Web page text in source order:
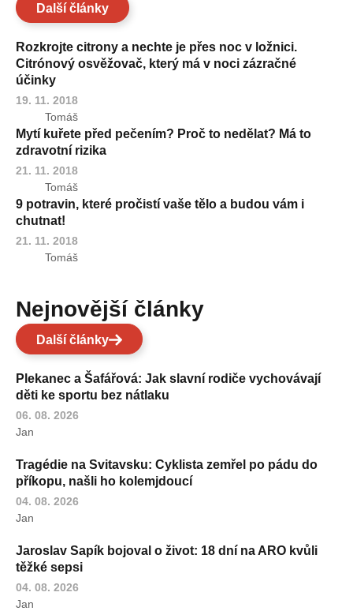
Další články
Rozkrojte citrony a nechte je přes noc v ložnici.
Citrónový osvěžovač, který má v noci zázračné
účinky
19. 11. 2018
Tomáš
Mytí kuřete před pečením? Proč to nedělat? Má to
zdravotní rizika
21. 11. 2018
Tomáš
9 potravin, které pročistí vaše tělo a budou vám i
chutnat!
21. 11. 2018
Tomáš
Nejnovější články
Další články
Plekanec a Šafářová: Jak slavní rodiče vychovávají
děti ke sportu bez nátlaku
06. 08. 2026
Jan
Tragédie na Svitavsku: Cyklista zemřel po pádu do
příkopu, našli ho kolemjdoucí
04. 08. 2026
Jan
Jaroslav Sapík bojoval o život: 18 dní na ARO kvůli
těžké sepsi
04. 08. 2026
Jan